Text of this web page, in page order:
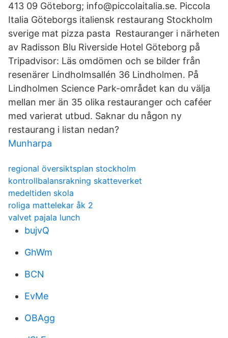
413 09 Göteborg; info@piccolaitalia.se. Piccola
Italia Göteborgs italiensk restaurang Stockholm
sverige mat pizza pasta Restauranger i närheten
av Radisson Blu Riverside Hotel Göteborg på
Tripadvisor: Läs omdömen och se bilder från
resenärer Lindholmsallén 36 Lindholmen. På
Lindholmen Science Park-området kan du välja
mellan mer än 35 olika restauranger och caféer
med varierat utbud. Saknar du någon ny
restaurang i listan nedan?
Munharpa
regional översiktsplan stockholm
kontrollbalansrakning skatteverket
medeltiden skola
roliga mattelekar åk 2
valvet pajala lunch
bujvQ
GhWm
BCN
EvMe
OBAgg